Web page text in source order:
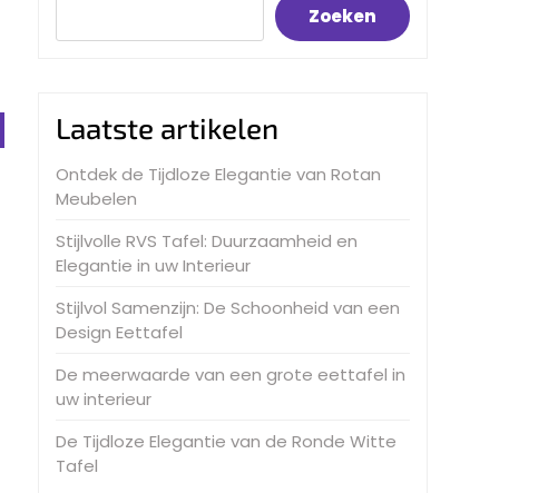
Zoeken
Laatste artikelen
Ontdek de Tijdloze Elegantie van Rotan
Meubelen
Stijlvolle RVS Tafel: Duurzaamheid en
Elegantie in uw Interieur
Stijlvol Samenzijn: De Schoonheid van een
Design Eettafel
De meerwaarde van een grote eettafel in
uw interieur
De Tijdloze Elegantie van de Ronde Witte
Tafel